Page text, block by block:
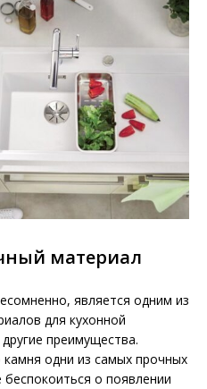
материал
является одним из
для кухонной
преимущества.
камня одни из самых прочных
о появлении